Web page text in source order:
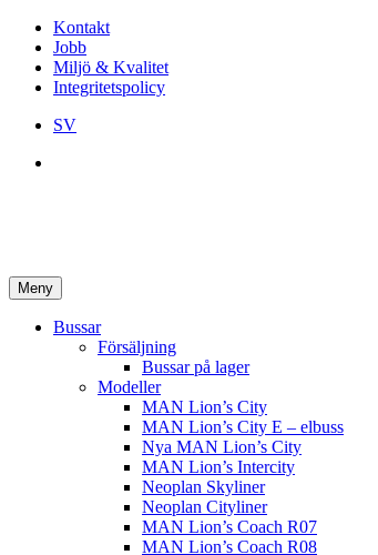
Kontakt
Jobb
Miljö & Kvalitet
Integritetspolicy
SV
Meny
Bussar
Försäljning
Bussar på lager
Modeller
MAN Lion’s City
MAN Lion’s City E – elbuss
Nya MAN Lion’s City
MAN Lion’s Intercity
Neoplan Skyliner
Neoplan Cityliner
MAN Lion’s Coach R07
MAN Lion’s Coach R08